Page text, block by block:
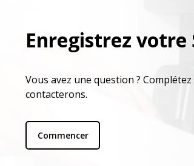
Enregistrez votre
Vous avez une question ?
contacterons.
Commencer